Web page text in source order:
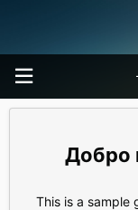
This is a sample